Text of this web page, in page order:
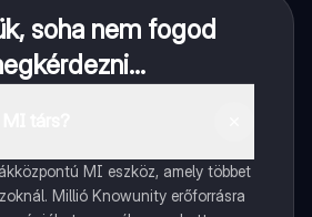
soha nem fogod
MI eszköz, amely többet
Millió Knowunity erőforrásra